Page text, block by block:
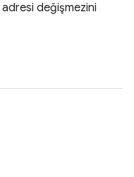
adresi değişmezini